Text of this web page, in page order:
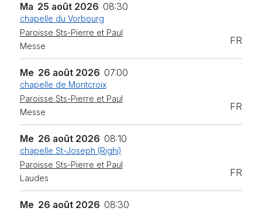
Ma 25 août 2026 08:30
chapelle du Vorbourg
Paroisse Sts-Pierre et Paul
Messe
FR
Me 26 août 2026 07:00
chapelle de Montcroix
Paroisse Sts-Pierre et Paul
Messe
FR
Me 26 août 2026 08:10
chapelle St-Joseph (Righi)
Paroisse Sts-Pierre et Paul
Laudes
FR
Me 26 août 2026 08:30